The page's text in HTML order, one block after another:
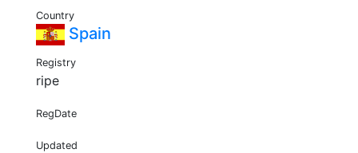
Country
Spain
Registry
ripe
RegDate
Updated